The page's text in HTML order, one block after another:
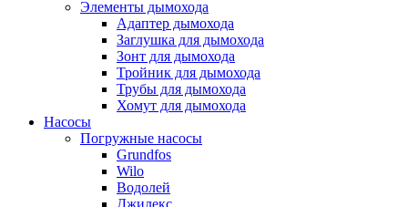
Элементы дымохода
Адаптер дымохода
Заглушка для дымохода
Зонт для дымохода
Тройник для дымохода
Трубы для дымохода
Хомут для дымохода
Насосы
Погружные насосы
Grundfos
Wilo
Водолей
Джилекс